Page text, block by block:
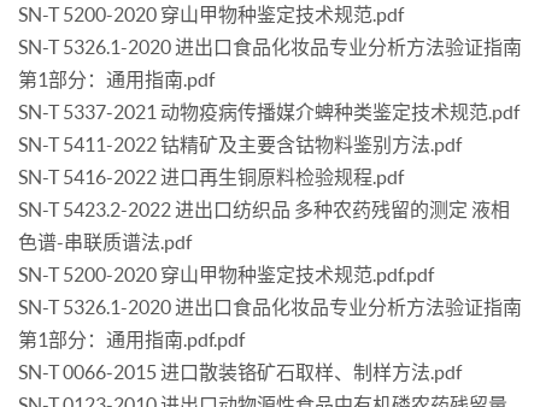
SN-T 5200-2020 穿山甲物种鉴定技术规范.pdf
SN-T 5326.1-2020 进出口食品化妆品专业分析方法验证指南
第1部分：通用指南.pdf
SN-T 5337-2021 动物疫病传播媒介蜱种类鉴定技术规范.pdf
SN-T 5411-2022 钴精矿及主要含钴物料鉴别方法.pdf
SN-T 5416-2022 进口再生铜原料检验规程.pdf
SN-T 5423.2-2022 进出口纺织品 多种农药残留的测定 液相
色谱-串联质谱法.pdf
SN-T 5200-2020 穿山甲物种鉴定技术规范.pdf.pdf
SN-T 5326.1-2020 进出口食品化妆品专业分析方法验证指南
第1部分：通用指南.pdf.pdf
SN-T 0066-2015 进口散装铬矿石取样、制样方法.pdf